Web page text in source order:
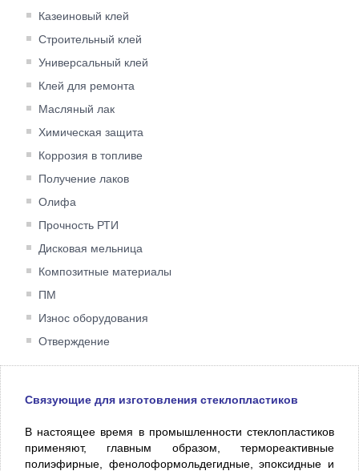
Казеиновый клей
Строительный клей
Универсальный клей
Клей для ремонта
Масляный лак
Химическая защита
Коррозия в топливе
Получение лаков
Олифа
Прочность РТИ
Дисковая мельница
Композитные материалы
ПМ
Износ оборудования
Отверждение
Связующие для изготовления стеклопластиков
В настоящее время в промышленности стеклопластиков
применяют, главным образом, термореактивные
полиэфирные, фенолоформольдегидные, эпоксидные и